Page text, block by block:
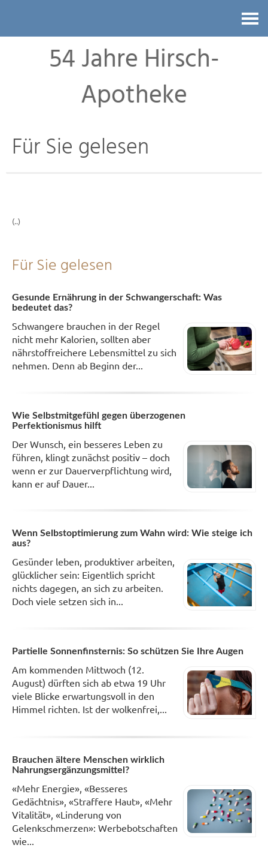
54 Jahre Hirsch-
Apotheke
Für Sie gelesen
(..)
Für Sie gelesen
Gesunde Ernährung in der Schwangerschaft: Was
bedeutet das?
Schwangere brauchen in der Regel
nicht mehr Kalorien, sollten aber
nährstoffreichere Lebensmittel zu sich
nehmen. Denn ab Beginn der...
Wie Selbstmitgefühl gegen überzogenen
Perfektionismus hilft
Der Wunsch, ein besseres Leben zu
führen, klingt zunächst positiv – doch
wenn er zur Dauerverpflichtung wird,
kann er auf Dauer...
Wenn Selbstoptimierung zum Wahn wird: Wie steige ich
aus?
Gesünder leben, produktiver arbeiten,
glücklicher sein: Eigentlich spricht
nichts dagegen, an sich zu arbeiten.
Doch viele setzen sich in...
Partielle Sonnenfinsternis: So schützen Sie Ihre Augen
Am kommenden Mittwoch (12.
August) dürften sich ab etwa 19 Uhr
viele Blicke erwartungsvoll in den
Himmel richten. Ist der wolkenfrei,...
Brauchen ältere Menschen wirklich
Nahrungsergänzungsmittel?
«Mehr Energie», «Besseres
Gedächtnis», «Straffere Haut», «Mehr
Vitalität», «Linderung von
Gelenkschmerzen»: Werbebotschaften
wie...